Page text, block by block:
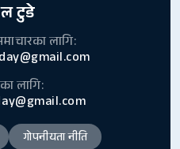
टुडे
लागि:
लागि:
गोपनीयता नीति